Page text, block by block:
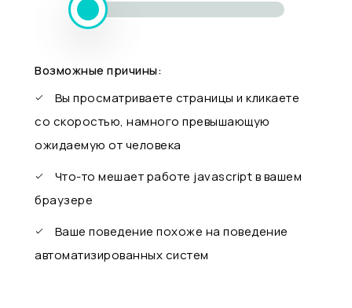
Возможные причины:
Вы просматриваете страницы и кликаете
со скоростью, намного превышающую
ожидаемую от человека
Что-то мешает работе javascript в вашем
браузере
Ваше поведение похоже на поведение
автоматизированных систем